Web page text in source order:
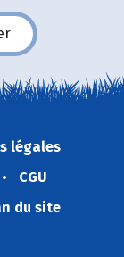
légales
CGU
du site